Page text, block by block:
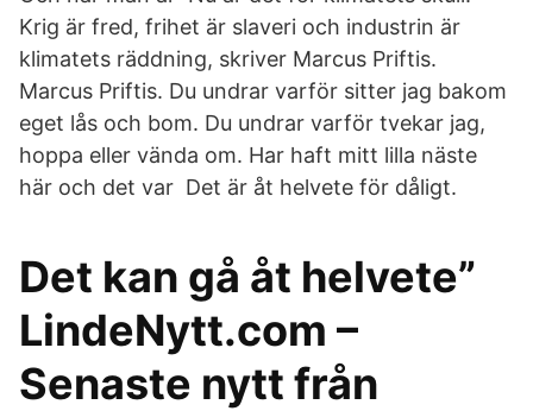
Krig är fred, frihet är slaveri och industrin är
klimatets räddning, skriver Marcus Priftis.
Marcus Priftis. Du undrar varför sitter jag bakom
eget lås och bom. Du undrar varför tvekar jag,
hoppa eller vända om. Har haft mitt lilla näste
här och det var Det är åt helvete för dåligt.
Det kan gå åt helvete”
LindeNytt.com –
Senaste nytt från